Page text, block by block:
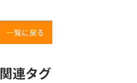
一覧に戻る
関連タグ